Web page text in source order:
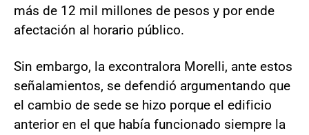
más de 12 mil millones de pesos y por ende
afectación al horario público.
Sin embargo, la excontralora Morelli, ante estos
señalamientos, se defendió argumentando que
el cambio de sede se hizo porque el edificio
anterior en el que había funcionado siempre la